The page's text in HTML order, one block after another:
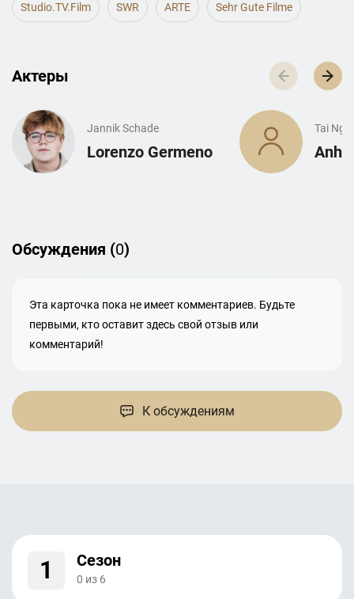
Studio.TV.Film SWR ARTE Sehr Gute Filme
Актеры
Jannik Schade
Lorenzo Germeno
Tai
Anh-
Обсуждения (0)
Эта карточка пока не имеет комментариев. Будьте
первыми, кто оставит здесь свой отзыв или
комментарий!
К обсуждениям
1 Сезон
0 из 6